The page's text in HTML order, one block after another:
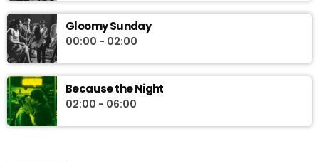
Gloomy Sunday
00:00 - 02:00
Because the Night
02:00 - 06:00